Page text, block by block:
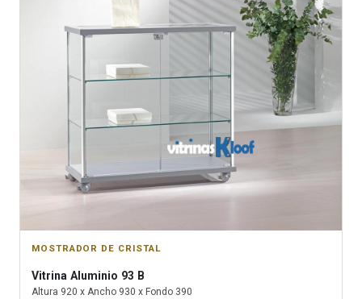
MOSTRADOR DE CRISTAL
Vitrina Aluminio 93 B
Altura 920 x Ancho 930 x Fondo 390